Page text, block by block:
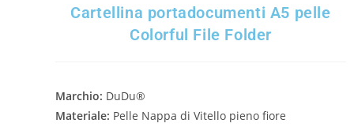
Cartellina portadocumenti A5 pelle
Colorful File Folder
Marchio: DuDu®
Materiale: Pelle Nappa di Vitello pieno fiore